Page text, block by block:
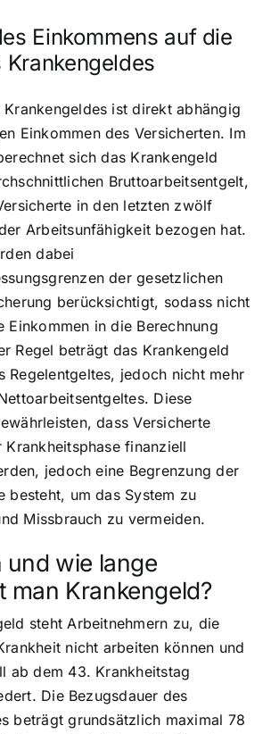
Einkommens auf die
Krankengeldes
Krankengeldes ist direkt abhängig
Einkommen des Versicherten. Im
sich das Krankengeld
Bruttoarbeitsentgelt,
in den letzten zwölf
Arbeitsunfähigkeit bezogen hat.
dabei
der gesetzlichen
berücksichtigt, sodass nicht
Einkommen in die Berechnung
Regel beträgt das Krankengeld
Regelentgeltes, jedoch nicht mehr
Diese
dass Versicherte
Krankheitsphase finanziell
jedoch eine Begrenzung der
besteht, um das System zu
Missbrauch zu vermeiden.
und wie lange
man Krankengeld?
steht Arbeitnehmern zu, die
nicht arbeiten können und
ab dem 43. Krankheitstag
Die Bezugsdauer des
beträgt grundsätzlich maximal 78